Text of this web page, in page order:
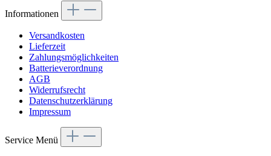
Informationen
Versandkosten
Lieferzeit
Zahlungsmöglichkeiten
Batterieverordnung
AGB
Widerrufsrecht
Datenschutzerklärung
Impressum
Service Menü